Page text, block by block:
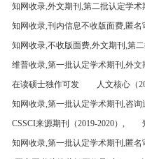
知网收录,外文期刊,第二批认定学术
知网收录,刊内信息不收版面费,匿
知网收录,不收版面费,外文期刊,第
维普收录,第一批认定学术期刊,外文
在读硕士独作可发
人文核心（
知网收录,第一批认定学术期刊,咨询
CSSCI来源期刊（2019-2020）,
知网收录,第一批认定学术期刊,匿名